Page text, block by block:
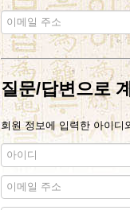
질문/답변으로
회원 정보에 입력한 아이디